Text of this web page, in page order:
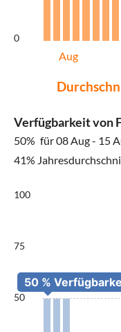
0
Aug
Verfügbarkeit von
50% für 08 Aug - 15
41%
100
75
50